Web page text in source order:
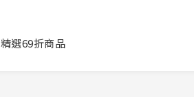
精選69折商品